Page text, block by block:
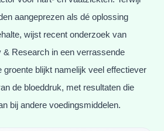
aangeprezen als dé oplossing
wijst recent onderzoek van
& Research in een verrassende
groente blijkt namelijk veel effectiever
de bloeddruk, met resultaten die
bij andere voedingsmiddelen.